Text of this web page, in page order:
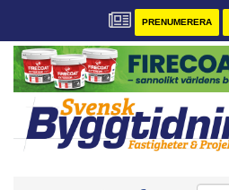
PRENUMERERA